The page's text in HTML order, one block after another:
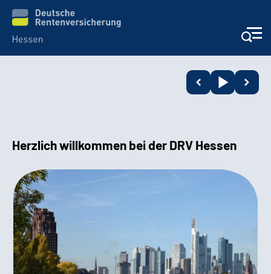
Reha-Kliniken
Karriere
Magazine
Über uns
Herzlich willkommen bei der DRV Hessen